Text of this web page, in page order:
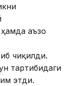
аъзо
чиқилди.
тартибидаги
этди.